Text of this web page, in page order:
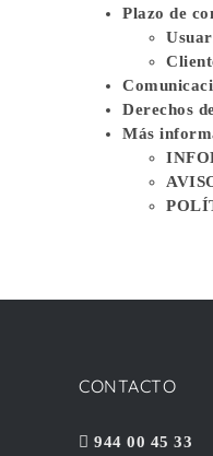
Plazo de
Derechos
Más
CONTACTO
944 00 45 33